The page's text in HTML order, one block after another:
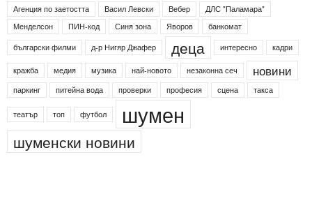
Агенция по заетостта
Васил Левски Вебер
ДЛС "Паламара"
Менделсон
ПИН-код Синя зона Яворов
банкомат
български филми
д-р Нигяр Джафер деца интересно кадри
кражба медия музика най-новото незаконна сеч новини
паркинг питейна вода проверки професия сцена такса
театър топ футбол шумен
шуменски новини